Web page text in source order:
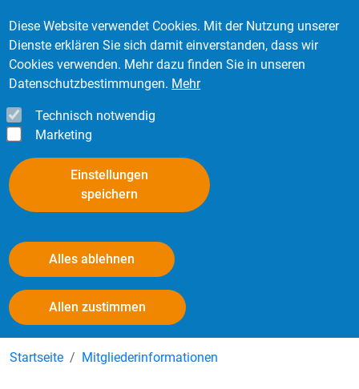
Diese Website verwendet Cookies. Mit der Nutzung unserer
Dienste erklären Sie sich damit einverstanden, dass wir
Cookies verwenden. Mehr dazu finden Sie in unseren
Datenschutzbestimmungen. Mehr
Technisch notwendig
Marketing
Einstellungen
speichern
Alles ablehnen
Allen zustimmen
Kontakt Login
Mitgliederinformationen
Startseite Mitgliederinformationen